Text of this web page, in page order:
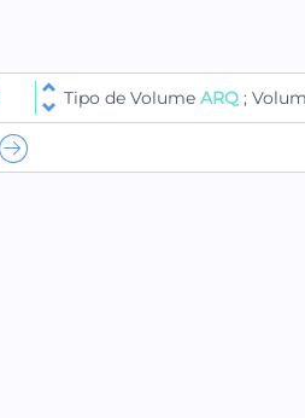
Tipo de Volume ARQ ;